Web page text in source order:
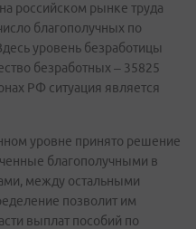
российском рынке труда
благополучных по
уровень безработицы
безработных – 35825
РФ ситуация является
уровне принято решение
благополучными в
между остальными
позволит им
выплат пособий по